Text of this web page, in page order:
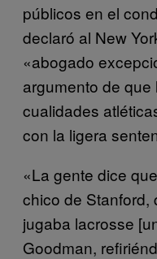
públicos en el
declaró al New
«abogado
argumento de
cualidades
con la ligera
«La gente dice
chico de Stanford,
jugaba lacrosse
Goodman,